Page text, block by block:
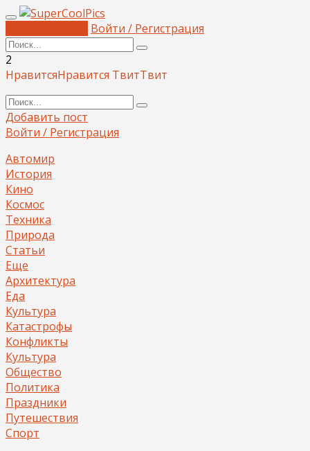
Войти / Регистрация
2
НравитсяНравится ТвитТвит
Добавить пост
Войти / Регистрация
Автомир
История
Кино
Космос
Техника
Природа
Статьи
Еще
Архитектура
Еда
Культура
Катастрофы
Конфликты
Культура
Общество
Политика
Праздники
Путешествия
Спорт